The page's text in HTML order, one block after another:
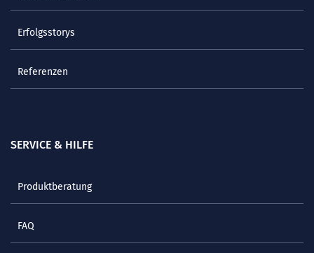
Erfolgsstorys
Referenzen
SERVICE & HILFE
Produktberatung
FAQ